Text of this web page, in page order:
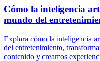
Cómo la inteligencia
mundo del
Explora cómo la inteligencia
del entretenimiento,
contenido y creamos